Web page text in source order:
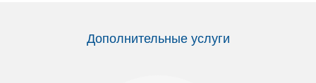
Дополнительные услуги